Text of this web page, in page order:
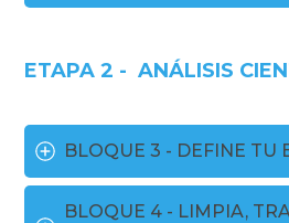
ETAPA 2 - ANÁLISIS
BLOQUE 3 - DEFINE TU
BLOQUE 4 - LIMPIA,